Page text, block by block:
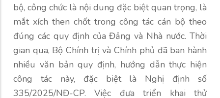
bộ, công chức là nội dung đặc biệt quan trọng, là
mắt xích then chốt trong công tác cán bộ theo
đúng các quy định của Đảng và Nhà nước. Thời
gian qua, Bộ Chính trị và Chính phủ đã ban hành
nhiều văn bản quy định, hướng dẫn thực hiện
công tác này, đặc biệt là Nghị định số
335/2025/NĐ-CP. Việc đưa triển khai thử